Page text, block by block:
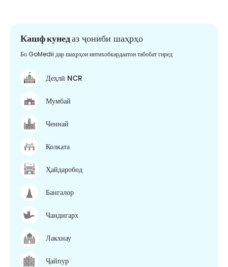
Кашф кунедаз ҷониби шаҳрҳо
Бо GoMedii дар шаҳрҳои интихобкардаатон табобат гиред
Деҳлӣ NCR
Мумбай
Ченнай
Колката
Ҳайдаробод
Бангалор
Чандигарх
Лакхнау
Ҷайпур